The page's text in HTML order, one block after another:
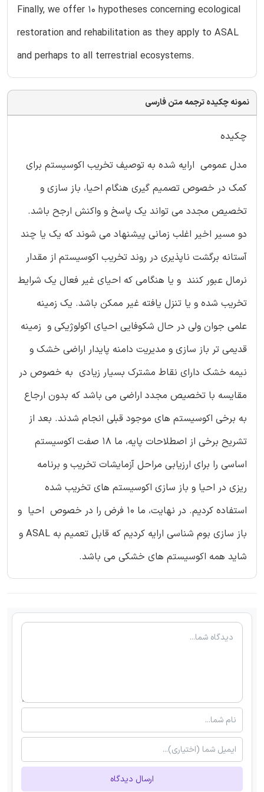
Finally, we offer 10 hypotheses concerning ecological
restoration and rehabilitation as they apply to ASAL
and perhaps to all terrestrial ecosystems.
نمونه چکیده ترجمه متن فارسی
چکیده
مدل عمومی ارایه شده به توصیف تخریب اکوسیستم برای
کمک در خصوص تصمیم گیری هنگام احیا، باز سازی و
تخصیص مجدد می تواند یک پاسخ و واکنش ارجح باشد.
دو مسیر اخیر اغلب زمانی پیشنهاد می شوند که یک یا چند
آستانه برگشت ناپذیری در روند تخریب اکوسیستم از مقدار
نرمال عبور کنند و یا هنگامی که احیای غیر فعال یک شرایط
تخریب شده و یا تنزل یافته غیر ممکن باشد. یک زمینه
علمی جوان ولی در حال شکوفایی احیای اکولوژیکی و زمینه
قدیمی تر باز سازی و مدیریت دامنه پایدار اراضی خشک و
نیمه خشک دارای نقاط مشترک بسیار زیادی به خصوص در
مقایسه با تخصیص مجدد اراضی می باشد که بدون ارجاع
به برخی اکوسیستم های موجود قبلی انجام شدند. بعد از
تشریح برخی از اصطلاحات پایه، ما 18 صفت اکوسیستم
اساسی را برای ارزیابی مراحل آزمایشات تخریب و برنامه
ریزی در احیا و باز سازی اکوسیستم های تخریب شده
استفاده کردیم. در نهایت، ما 10 فرض را در خصوص احیا و
باز سازی بوم شناسی ارایه کردیم که قابل تعمیم به ASAL و
شاید همه اکوسیستم های خشکی می باشد.
ارسال دیدگاه